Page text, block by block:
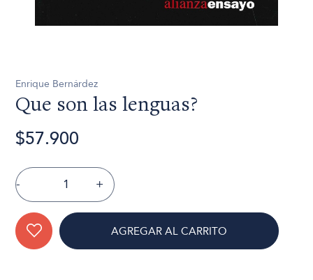
Enrique Bernárdez
Que son las lenguas?
$57.900
- +
AGREGAR AL CARRITO